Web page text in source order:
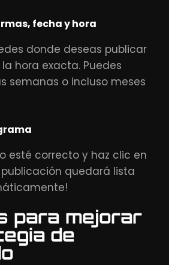
fecha y hora
donde deseas publicar
hora exacta. Puedes
semanas o incluso meses
esté correcto y haz clic en
publicación quedará lista
para mejorar
de